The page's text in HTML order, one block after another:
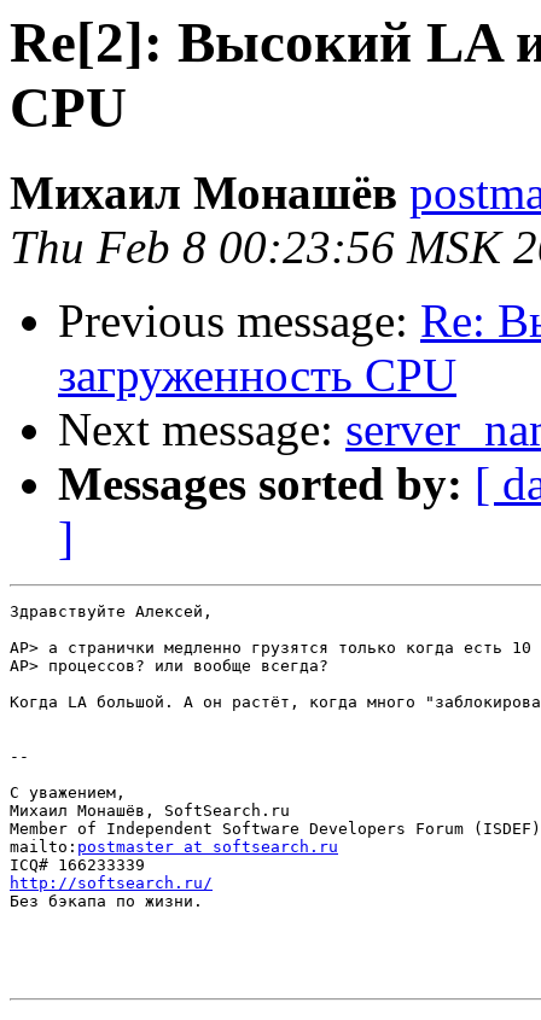
Re[2]: Высокий LA
CPU
Михаил Монашёв
Thu Feb 8 00:23:56 MSK
Previous message: Re:
загруженность CPU
Next message:
Messages sorted by: [
]
Здравствуйте Алексей,
AP> а странички медленно грузятся только когда есть 10
AP> процессов? или вообще всегда?
Когда LA большой. А он растёт, когда много
--
С уважением,
Михаил Монашёв, SoftSearch.ru
Member of Independent Software Developers Forum (ISDEF)
mailto: postmaster at softsearch.ru
http://softsearch.ru/
Без бэкапа по жизни.